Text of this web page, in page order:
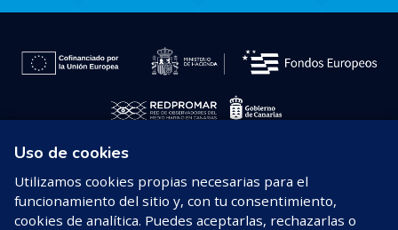
© 2026 REDPROMAR
Aviso legal
Uso de cookies
Utilizamos cookies propias necesarias para el
funcionamiento del sitio y, con tu consentimiento,
cookies de analítica. Puedes aceptarlas, rechazarlas o